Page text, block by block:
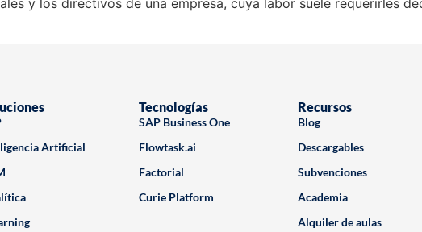
Artificial
Tecnologías
SAP Business One
Flowtask.ai
Factorial
Curie Platform
Recursos
Blog
Descargables
Subvenciones
Academia
Alquiler de aulas